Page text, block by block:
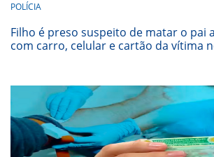
POLÍCIA
Filho é preso suspeito de matar o pai
com carro, celular e cartão da vítima